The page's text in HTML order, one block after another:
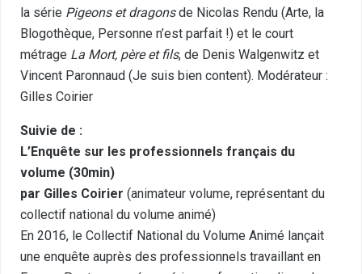
la série Pigeons et dragonsde Nicolas Rendu (Arte, la
Blogothèque, Personne n’est parfait !) et le court
métrage La Mort, père et fils, de Denis Walgenwitz et
Vincent Paronnaud (Je suis bien content). Modérateur :
Gilles Coirier
Suivie de :
L’Enquête sur les professionnels français du
volume (30min)
par Gilles Coirier (animateur volume, représentant du
collectif national du volume animé)
En 2016, le Collectif National du Volume Animé lançait
une enquête auprès des professionnels travaillant en